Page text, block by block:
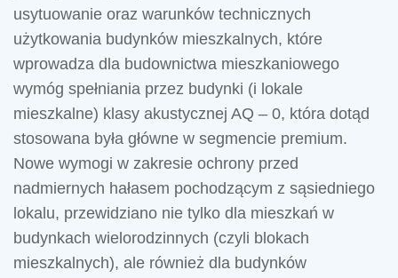
usytuowanie oraz warunków technicznych
użytkowania budynków mieszkalnych, które
wprowadza dla budownictwa mieszkaniowego
wymóg spełniania przez budynki (i lokale
mieszkalne) klasy akustycznej AQ – 0, która dotąd
stosowana była główne w segmencie premium.
Nowe wymogi w zakresie ochrony przed
nadmiernych hałasem pochodzącym z sąsiedniego
lokalu, przewidziano nie tylko dla mieszkań w
budynkach wielorodzinnych (czyli blokach
mieszkalnych), ale również dla budynków